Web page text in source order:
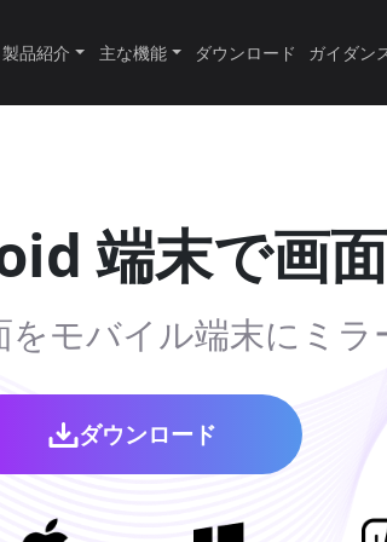
製品紹介 主な機能 ダウンロード ガイダン
端末で画
モバイル端末にミラ
ダウンロード